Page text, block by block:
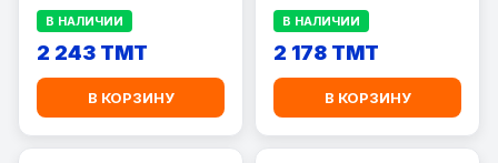
В НАЛИЧИИ
2 243 TMT
В КОРЗИНУ
В НАЛИЧИИ
2 178 TMT
В КОРЗИНУ